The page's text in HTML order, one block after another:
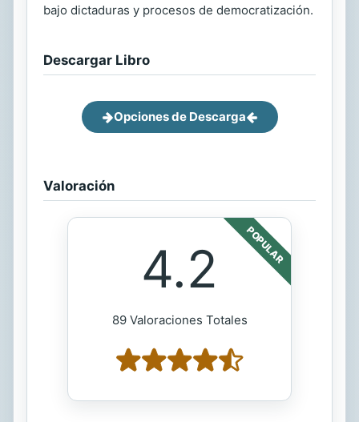
bajo dictaduras y procesos de democratización.
Descargar Libro
Opciones de Descarga
Valoración
POPULAR
4.2
89 Valoraciones Totales